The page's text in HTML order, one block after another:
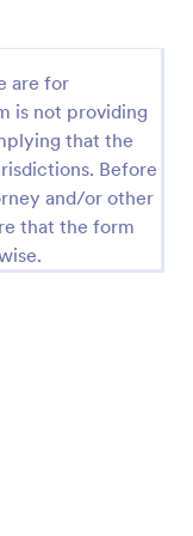
are for
is not providing
that the
Before
and/or other
that the form